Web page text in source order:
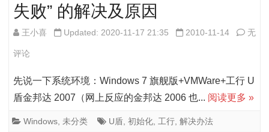
失败” 的解决及原因
王小喜 Updated: 2020-11-17 21:35 2010-11-14 工
盾
无
评论
先说一下系统环境：Windows 7 旗舰版+VMWare+工行 U
盾金邦达 2007（网上反应的金邦达 2006 也... 阅读更多 »
Windows 未分类 U盾 初始化 工行 解决办法